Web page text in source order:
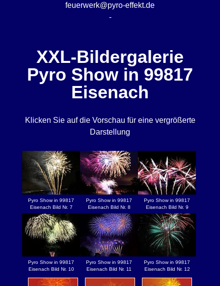
feuerwerk@pyro-effekt.de
-
XXL-Bildergalerie
Pyro Show in 99817
Eisenach
Klicken Sie auf die Vorschau für eine vergrößerte
Darstellung
Pyro Show in 99817
Eisenach Bild Nr. 7
Pyro Show in 99817
Eisenach Bild Nr. 8
Pyro Show in 99817
Eisenach Bild Nr. 9
Pyro Show in 99817
Eisenach Bild Nr. 10
Pyro Show in 99817
Eisenach Bild Nr. 11
Pyro Show in 99817
Eisenach Bild Nr. 12